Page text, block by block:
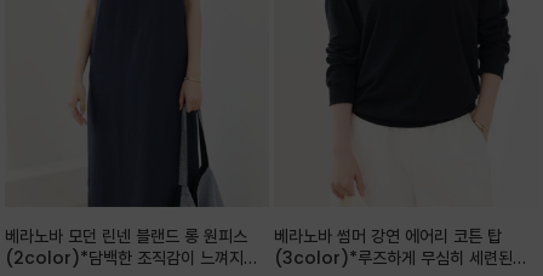
베라노바 모던 린넨 블랜드 롱 원피스
(2color)*담백한 조직감이 느껴지는
베라노바 썸머 강연 에어리 코튼 탑
(3color)*루즈하게 무심히 세련된핏/